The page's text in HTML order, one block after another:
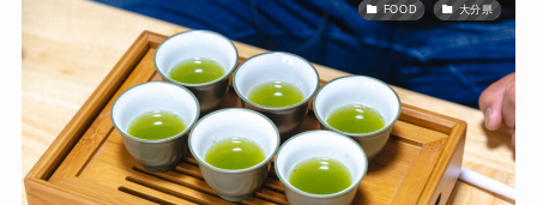
FOOD 大分県